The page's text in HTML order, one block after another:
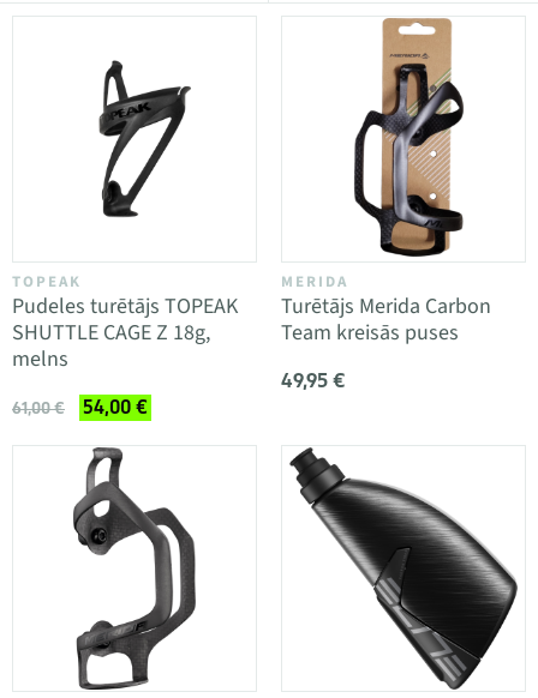
TOPEAK
Pudeles turētājs TOPEAK
SHUTTLE CAGE Z 18g,
melns
61,00 € 54,00 €
MERIDA
Turētājs Merida Carbon
Team kreisās puses
49,95 €